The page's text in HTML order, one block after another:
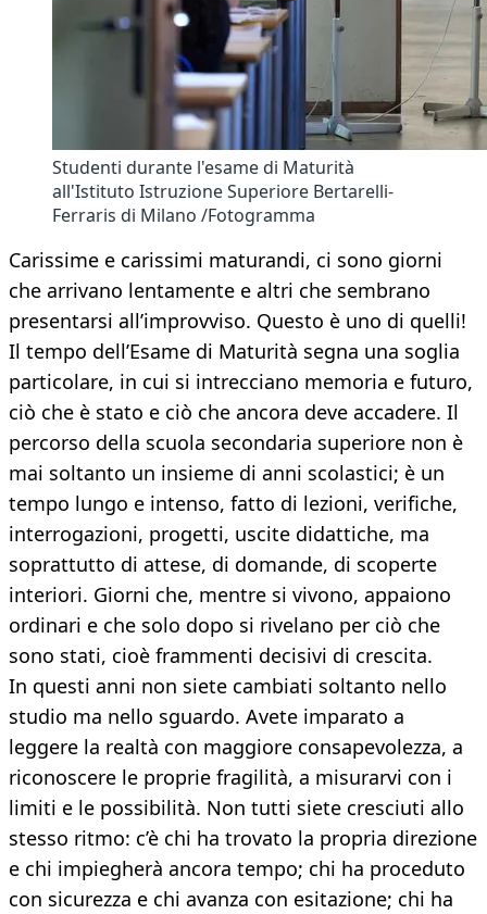
Studenti durante l'esame di Maturità
all'Istituto Istruzione Superiore Bertarelli-
Ferraris di Milano /Fotogramma
Carissime e carissimi maturandi, ci sono giorni
che arrivano lentamente e altri che sembrano
presentarsi all’improvviso. Questo è uno di quelli!
Il tempo dell’Esame di Maturità segna una soglia
particolare, in cui si intrecciano memoria e futuro,
ciò che è stato e ciò che ancora deve accadere. Il
percorso della scuola secondaria superiore non è
mai soltanto un insieme di anni scolastici; è un
tempo lungo e intenso, fatto di lezioni, verifiche,
interrogazioni, progetti, uscite didattiche, ma
soprattutto di attese, di domande, di scoperte
interiori. Giorni che, mentre si vivono, appaiono
ordinari e che solo dopo si rivelano per ciò che
sono stati, cioè frammenti decisivi di crescita.
In questi anni non siete cambiati soltanto nello
studio ma nello sguardo. Avete imparato a
leggere la realtà con maggiore consapevolezza, a
riconoscere le proprie fragilità, a misurarvi con i
limiti e le possibilità. Non tutti siete cresciuti allo
stesso ritmo: c’è chi ha trovato la propria direzione
e chi impiegherà ancora tempo; chi ha proceduto
con sicurezza e chi avanza con esitazione; chi ha